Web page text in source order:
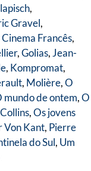
,
Gravel,
Francês,
,Golias, Jean-
, Kompromat,
, Molière,O
mundo de ontem,O
,Os jovens
Von Kant, Pierre
do Sul, Um